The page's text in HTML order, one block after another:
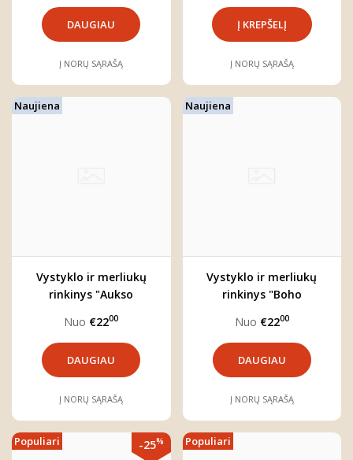
DAUGIAU
Į NORŲ SĄRAŠĄ Į NORŲ SĄRAŠĄ
Naujiena
Vystyklo ir merliukų
rinkinys "Aukso
Nuo €2200
DAUGIAU
Į NORŲ SĄRAŠĄ
Naujiena
Vystyklo ir merliukų
rinkinys "Boho
Nuo €2200
DAUGIAU
Į NORŲ SĄRAŠĄ
Populiari -25% Populiari